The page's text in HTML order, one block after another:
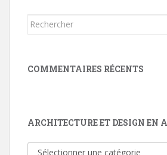
Rechercher...
COMMENTAIRES RÉCENTS
ARCHITECTURE ET DESIGN EN
Architecture